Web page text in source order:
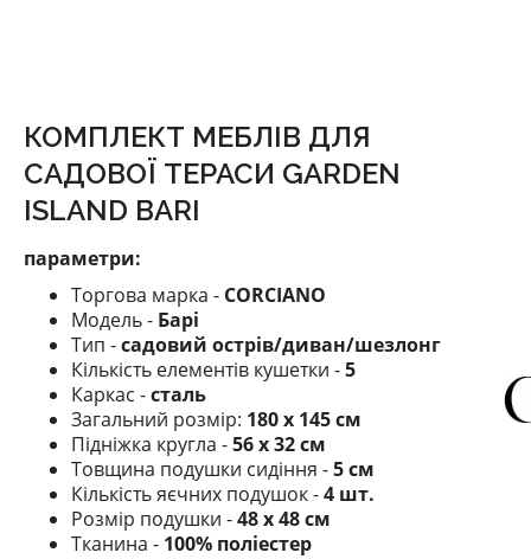
КОМПЛЕКТ МЕБЛІВ ДЛЯ
САДОВОЇ ТЕРАСИ GARDEN
ISLAND BARI
параметри:
Торгова марка - CORCIANO
Модель - Барі
Тип -садовий острів/диван/шезлонг
Кількість елементів кушетки -5
Каркас -сталь
Загальний розмір: 180 х 145 см
Підніжка кругла -56 х 32 см
Товщина подушки сидіння -5 см
Кількість яєчних подушок -4 шт.
Розмір подушки -48 х 48 см
Тканина - 100% поліестер